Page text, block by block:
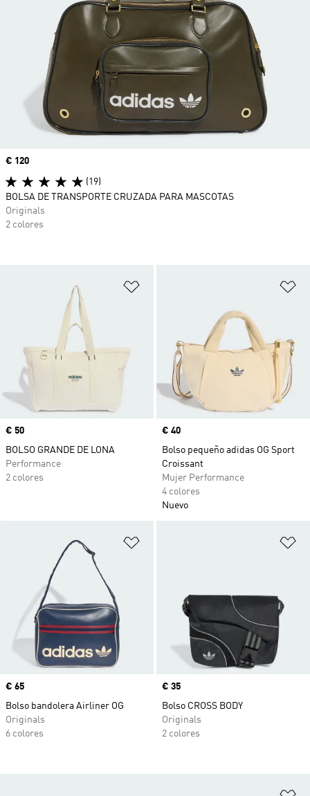
Precio
€ 50
BOLSO GRANDE DE LONA
Performance
2 colores
Precio
€ 40
Bolso pequeño adidas OG Sport
Croissant
Mujer Performance
4 colores
Nuevo
Precio
€ 65
Bolso bandolera Airliner OG
Originals
6 colores
Precio
€ 35
Bolso CROSS BODY
Originals
2 colores
Precio
€ 120
(19)
BOLSA DE TRANSPORTE CRUZADA PARA MASCOTAS
Originals
2 colores